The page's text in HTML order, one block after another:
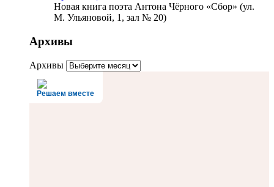
Новая книга поэта Антона Чёрного «Сбор» (ул.
М. Ульяновой, 1, зал № 20)
Архивы
Архивы
Решаем вместе